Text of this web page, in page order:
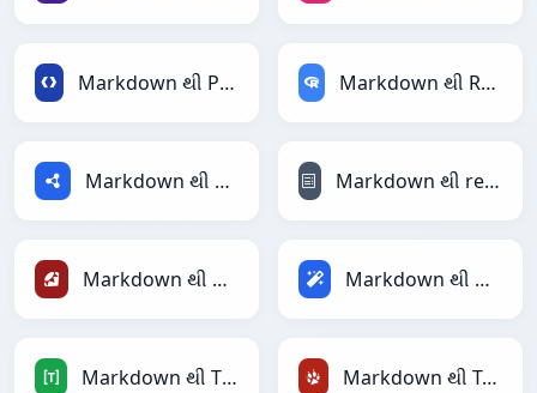
Markdown થી Protobuf Markdown થી RDataFrame
Markdown થી RDF Markdown થી reStructuredText
Markdown થી Ruby Markdown થી Magic
Markdown થી TOML Markdown થી TracWiki